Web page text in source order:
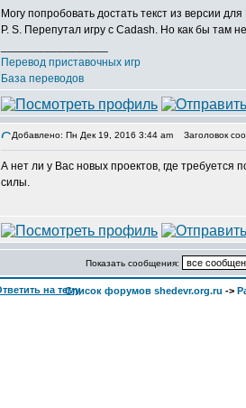
Могу попробовать достать текст из версии
P. S. Перепутал игру с Cadash. Но как бы там
Перевод приставочных игр
База переводов
Добавлено: Пн Дек 19, 2016 3:44 am Заголовок
А нет ли у Вас новых проектов, где
силы.
Показать сообщения:
Список форумов shedevr.org.ru ->